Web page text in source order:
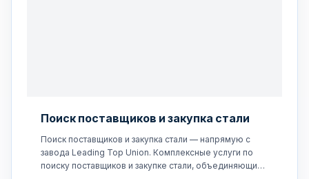
Поиск поставщиков и закупка стали
Поиск поставщиков и закупка стали — напрямую с
завода Leading Top Union. Комплексные услуги по
поиску поставщиков и закупке стали, объединяющие